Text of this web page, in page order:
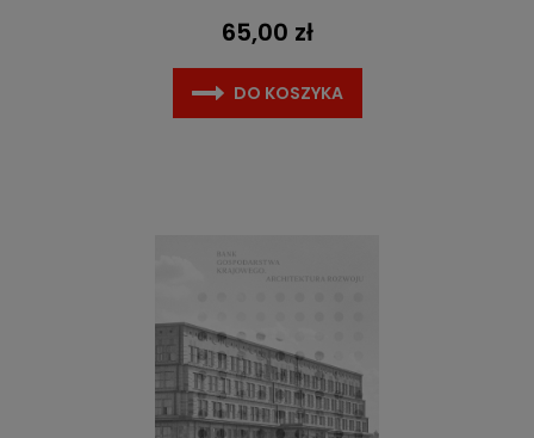
65,00 zł
DO KOSZYKA